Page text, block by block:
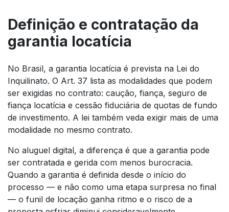
Definição e contratação da
garantia locatícia
No Brasil, a garantia locatícia é prevista na Lei do
Inquilinato. O Art. 37 lista as modalidades que podem
ser exigidas no contrato: caução, fiança, seguro de
fiança locatícia e cessão fiduciária de quotas de fundo
de investimento. A lei também veda exigir mais de uma
modalidade no mesmo contrato.
No aluguel digital, a diferença é que a garantia pode
ser contratada e gerida com menos burocracia.
Quando a garantia é definida desde o início do
processo — e não como uma etapa surpresa no final
— o funil de locação ganha ritmo e o risco de a